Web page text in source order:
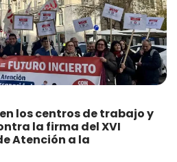
los centros de trabajo y
la firma del XVI
Atención a la